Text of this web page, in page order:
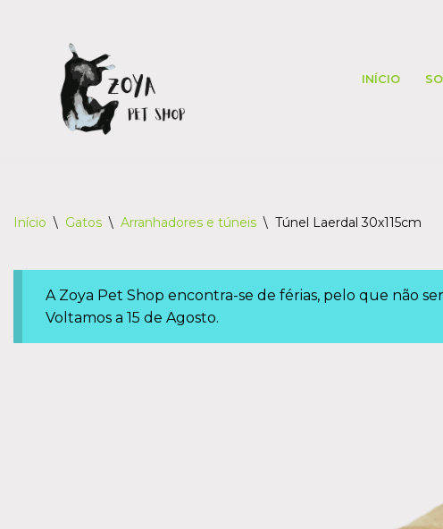
content
INÍCIO
Início \ Gatos \ Arranhadores e túneis \ Túnel Laerdal 30x115cm
A Zoya Pet Shop encontra-se de férias, pelo que não
Voltamos a 15 de Agosto.